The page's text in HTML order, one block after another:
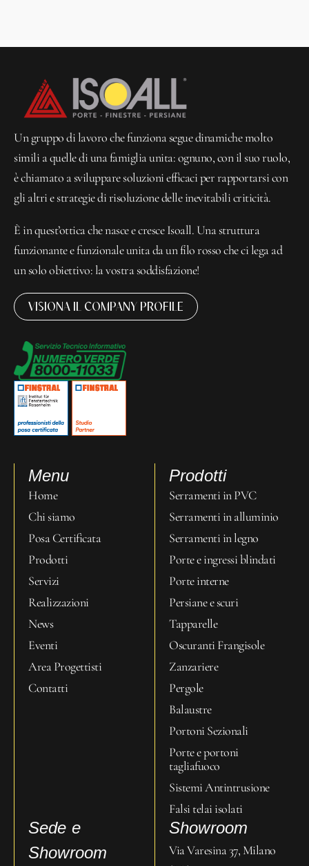
Un gruppo di lavoro che funziona segue dinamiche molto
simili a quelle di una famiglia unita: ognuno, con il suo ruolo,
è chiamato a sviluppare soluzioni efficaci per rapportarsi con
gli altri e strategie di risoluzione delle inevitabili criticità.
È in quest’ottica che nasce e cresce Isoall. Una struttura
funzionante e funzionale unita da un filo rosso che ci lega ad
un solo obiettivo: la vostra soddisfazione!
VISIONA IL COMPANY PROFILE
Menu
Home
Chi siamo
Posa Certificata
Prodotti
Servizi
Realizzazioni
News
Eventi
Area Progettisti
Contatti
Prodotti
Serramenti in PVC
Serramenti in alluminio
Serramenti in legno
Porte e ingressi blindati
Porte interne
Persiane e scuri
Tapparelle
Oscuranti Frangisole
Zanzariere
Pergole
Balaustre
Portoni Sezionali
Porte e portoni
tagliafuoco
Sistemi Antintrusione
Falsi telai isolati
Sede e
Showroom
Showroom
Via Varesina 37, Milano